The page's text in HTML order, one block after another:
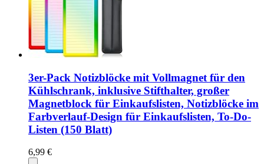
3er-Pack Notizblöcke mit Vollmagnet für den
Kühlschrank, inklusive Stifthalter, großer
Magnetblock für Einkaufslisten, Notizblöcke im
Farbverlauf-Design für Einkaufslisten, To-Do-
Listen (150 Blatt)
6,99 €